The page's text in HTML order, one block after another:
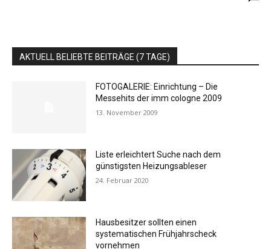
AKTUELL BELIEBTE BEITRÄGE (7 TAGE)
FOTOGALERIE: Einrichtung – Die
Messehits der imm cologne 2009
13. November 2009
Liste erleichtert Suche nach dem
günstigsten Heizungsableser
24. Februar 2020
Hausbesitzer sollten einen
systematischen Frühjahrscheck
vornehmen